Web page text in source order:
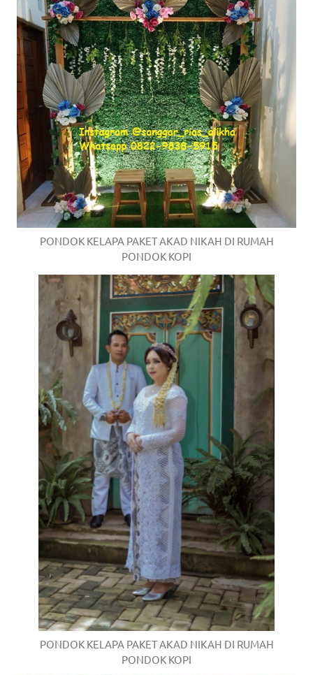
PONDOK KELAPA PAKET AKAD NIKAH DI RUMAH
PONDOK KOPI
PONDOK KELAPA PAKET AKAD NIKAH DI RUMAH
PONDOK KOPI